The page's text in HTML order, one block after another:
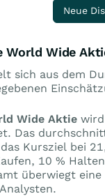
Neue
World Wide
sich aus dem
Wide Aktie
Das
Kursziel bei
10 %
überwiegt